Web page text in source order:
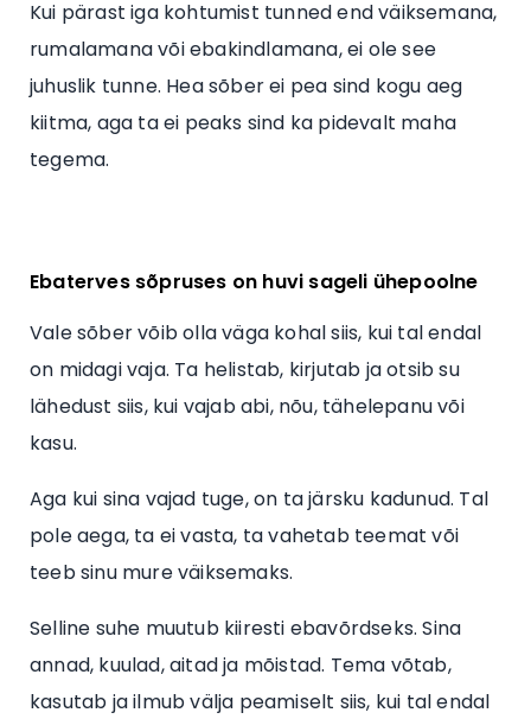
Kui pärast iga kohtumist tunned end väiksemana,
rumalamana või ebakindlamana, ei ole see
juhuslik tunne. Hea sõber ei pea sind kogu aeg
kiitma, aga ta ei peaks sind ka pidevalt maha
tegema.
Ebaterves sõpruses on huvi sageli ühepoolne
Vale sõber võib olla väga kohal siis, kui tal endal
on midagi vaja. Ta helistab, kirjutab ja otsib su
lähedust siis, kui vajab abi, nõu, tähelepanu või
kasu.
Aga kui sina vajad tuge, on ta järsku kadunud. Tal
pole aega, ta ei vasta, ta vahetab teemat või
teeb sinu mure väiksemaks.
Selline suhe muutub kiiresti ebavõrdseks. Sina
annad, kuulad, aitad ja mõistad. Tema võtab,
kasutab ja ilmub välja peamiselt siis, kui tal endal